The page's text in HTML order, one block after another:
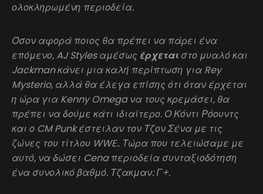
ολοκληρωμένη περιοδεία.
Όσον αφορά ποιος θα πρέπει να πάρει ένα
επόμενο, AJ Styles αμέσως έρχεται στο μυαλό και
Jackman κάνει μια καλή περίπτωση για Rey
Mysterio, αλλά θα έλεγα επίσης ότι όταν έρχεται
η ώρα για Kenny Omega να τους κρεμάσει, θα
πρέπει να δούμε κάτι ιδιαίτερο. Ο Κόντι Ρόουντς
και ο CM Punk έστειλαν τον Τζον Σένα με τις
ζώνες του τίτλου WWE.. Τώρα που τελειώσαμε με
αυτό, να δώσει Cena περιοδεία συνταξιοδότηση
ένα συνολικό βαθμό. Τζακμαν: Γ+.